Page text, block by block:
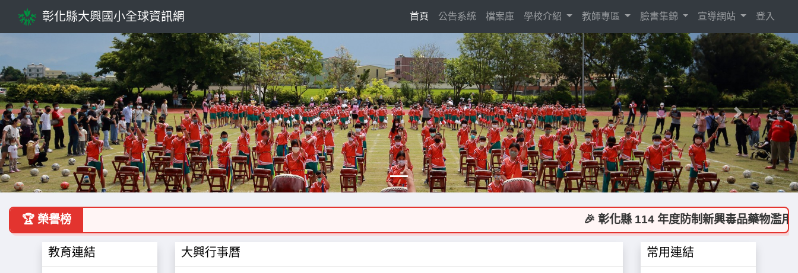
彰化縣大興國小全球資訊網 首頁 (current)
公告系統 檔案庫 學校介紹 教師專區 臉書集錦 宣導網站 登入
Previous Next
🏆 榮譽榜 🎉 彰化縣 114 年度防制新興毒品藥物濫用及防
教育連結 大興行事曆 常用連結